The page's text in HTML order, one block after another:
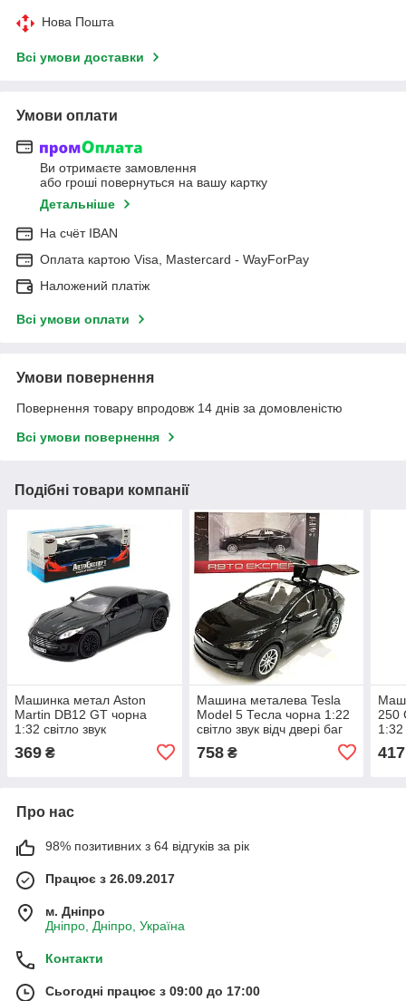
Нова Пошта
Всі умови доставки
Умови оплати
Ви отримаєте замовлення
або гроші повернуться на вашу картку
Детальніше
На cчёт IBAN
Оплата картою Visa, Mastercard - WayForPay
Наложений платіж
Всі умови оплати
Умови повернення
Повернення товару впродовж 14 днів за домовленістю
Всі умови повернення
Подібні товари компанії
Машинка метал Aston
Martin DB12 GT чорна
1:32 світло звук
369 ₴
Машина металева Tesla
Model 5 Тесла чорна 1:22
світло звук відч двері баг
66012)
758₴
250
1:32
417
Про нас
98% позитивних з 64 відгуків за рік
Працює з 26.09.2017
м. Дніпро
Дніпро, Дніпро, Україна
Контакти
Сьогодні працює з 09:00 до 17:00